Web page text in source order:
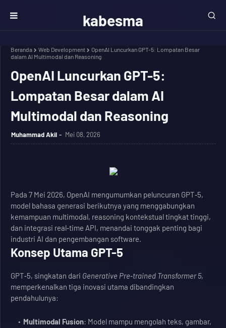
kabesma
Beranda Web Development
OpenAI Luncurkan GPT-5: Lompatan Besar
dalam AI Multimodal dan Reasoning
OpenAI Luncurkan GPT-5:
Lompatan Besar dalam AI
Multimodal dan Reasoning
Muhammad Akil Mei 08, 2026
Pada 7 Mei 2026, OpenAI mengumumkan peluncuran GPT‑5,
model bahasa generasi berikutnya yang menggabungkan
kemampuan multimodal, reasoning kontekstual tingkat tinggi,
dan integrasi real‑time API, menandai tonggak penting bagi
industri AI dan pengembangan software.
Konsep Utama GPT-5
GPT‑5, singkatan dari Generative Pre‑trained Transformer 5,
memperkenalkan tiga inovasi utama dibandingkan
pendahulunya:
Multimodal Fusion: Model mampu mengolah teks, gambar,